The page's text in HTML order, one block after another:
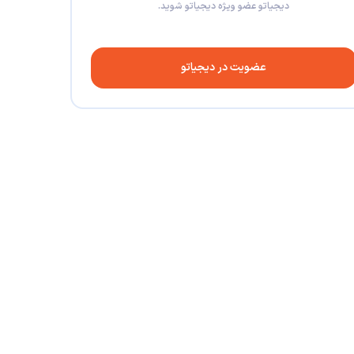
دیجیاتو عضو ویژه دیجیاتو شوید.
عضویت در دیجیاتو